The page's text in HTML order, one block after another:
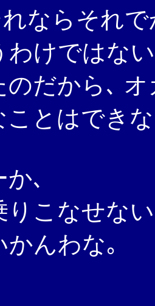
れならそれ
わけではな
のだから､
ことはでき
､
りこなせな
かんわな｡